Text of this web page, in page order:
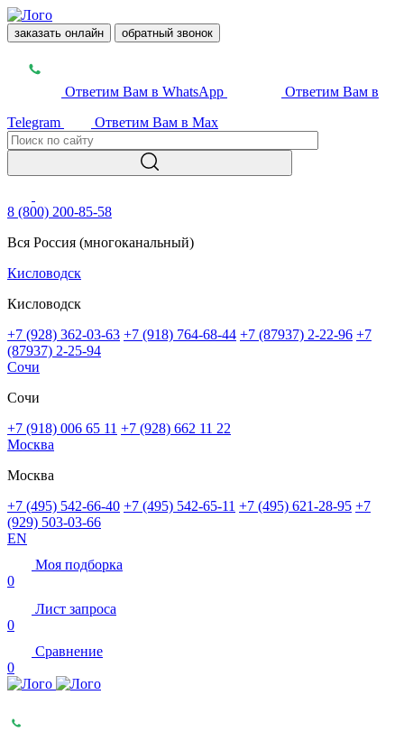
заказать онлайн обратный звонок
Ответим Вам в WhatsApp
Ответим Вам в
Telegram
Ответим Вам в Max
8 (800) 200-85-58
Вся Россия (многоканальный)
Кисловодск
Кисловодск
+7 (928) 362-03-63 +7 (918) 764-68-44 +7 (87937) 2-22-96 +7
(87937) 2-25-94
Сочи
Сочи
+7 (918) 006 65 11 +7 (928) 662 11 22
Москва
Москва
+7 (495) 542-66-40 +7 (495) 542-65-11 +7 (495) 621-28-95 +7
(929) 503-03-66
EN
Моя подборка
0
Лист запроса
0
Сравнение
0